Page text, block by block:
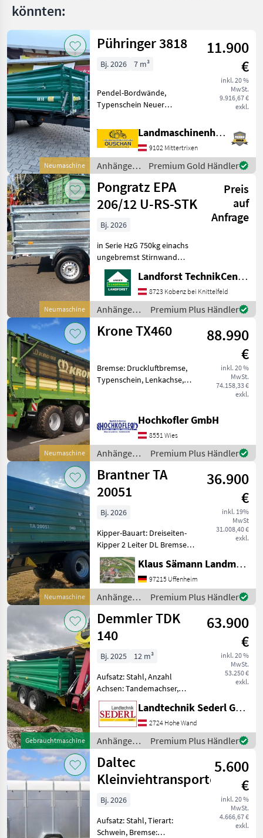
RDS
6000
MARKTPLATZ
Marktplatz Händlerangebote
könnten:
Neumaschine
Pühringer 3818
11.900
€
inkl. 20 %
MwSt.
9.916,67 €
exkl.
Bj. 2026 7 m³
Pendel-Bordwände,
Typenschein Neuer
3818 - Eigengewicht 1480kg
- Nutzlast 6000kg -
Brückenmaße
3850x1820mm -
Pendelaufsatzwand - Gru
Landmaschinenhandel Ouschan Anton
9102 Mittertrixen
Anhänger /
Pühringer
Premium Gold Händler
Neumaschine
Pongratz EPA
206/12 U-RS-STK
Preis
auf
Anfrage
Bj. 2026
in Serie HzG 750kg einachs
ungebremst Stirnwand
klappbar Aufsatzwände
600mm Flachplane grau
inkl. 2Stk.
Rohrabstellstützen Um
Ihnen unnötige Wartezeiten
oder Wegst
Landforst TechnikCenter Knittelfeld
8723 Kobenz bei Knittelfeld
Anhänger /
Pongratz
Premium Plus Händler
Neumaschine
Krone TX460
88.990
€
inkl. 20 %
MwSt.
74.158,33 €
exkl.
Bremse: Druckluftbremse,
Typenschein, Lenkachse,
Häckselanhänger - 46m³
Fassungsvermögen - hydr.
Austragung - gelenkte Hin
Hochkofler GmbH
8551 Wies
Anhänger /
Krone
Premium Plus Händler
Neumaschine
Brantner TA
20051
36.900
€
inkl. 19%
MwSt
31.008,40 €
exkl.
Bj. 2026
Kipper-Bauart: Dreiseiten-
Kipper 2 Leiter DL Bremse
mit ALB, Abnehmbarer
Lampenschutz, autom.
Anhängekupplung, Öl und
Luft hinten, Planenaufbau
mit Rollplane, Bedien
Klaus Sämann Landmaschinen Fachbetrieb GmbH
97215 Uffenheim
Anhänger /
Brantner
Premium Plus Händler
Gebrauchtmaschine
Demmler TDK
140
63.900
€
inkl. 20 %
MwSt.
53.250 €
exkl.
Bj. 2025
12 m³
Aufsatz: Stahl, Anzahl
Achsen: Tandemachser,
Kipper-Bauart: Dreiseiten-
Kipper, Bremse:
Druckluftbremse, Pendel-
Bordwände, Typenschein,
Sattelstützwinde
Neuwertiger Kipper
Landtechnik Sederl GmbH
2724 Hohe Wand
Anhänger /
Demmler
Premium Plus Händler
Daltec
Kleinviehtransporter
5.600
€
inkl. 20 %
MwSt.
4.666,67 €
exkl.
Bj. 2026
Aufsatz: Stahl, Tierart:
Schwein, Bremse: